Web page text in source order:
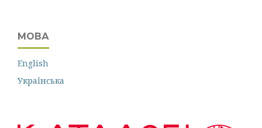
МОВА
English
Українська